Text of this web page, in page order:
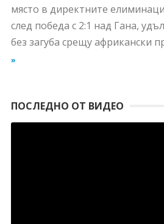
място в директните
след победа с 2:1 над Гана,
без загуба срещу африкански
»
ПОСЛЕДНО ОТ ВИДЕО